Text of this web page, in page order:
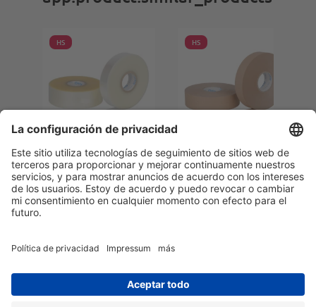
HS
FTB10050175
HS
PB7050150C